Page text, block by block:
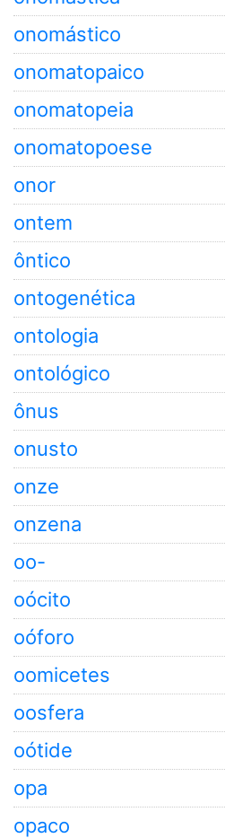
onomástico
onomatopaico
onomatopeia
onomatopoese
onor
ontem
ôntico
ontogenética
ontologia
ontológico
ônus
onusto
onze
onzena
oo-
oócito
oóforo
oomicetes
oosfera
oótide
opa
opaco